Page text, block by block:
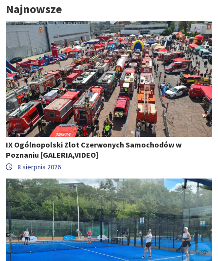
Najnowsze
IX Ogólnopolski Zlot Czerwonych Samochodów w
Poznaniu [GALERIA,VIDEO]
8 sierpnia 2026